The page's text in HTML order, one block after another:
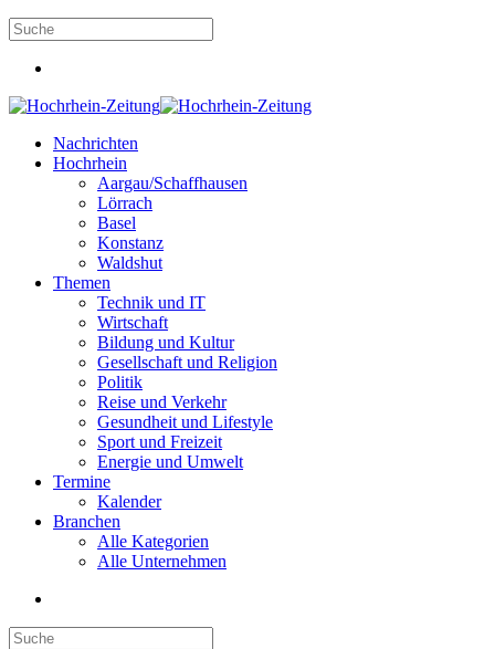
Nachrichten
Hochrhein
Aargau/Schaffhausen
Lörrach
Basel
Konstanz
Waldshut
Themen
Technik und IT
Wirtschaft
Bildung und Kultur
Gesellschaft und Religion
Politik
Reise und Verkehr
Gesundheit und Lifestyle
Sport und Freizeit
Energie und Umwelt
Termine
Kalender
Branchen
Alle Kategorien
Alle Unternehmen